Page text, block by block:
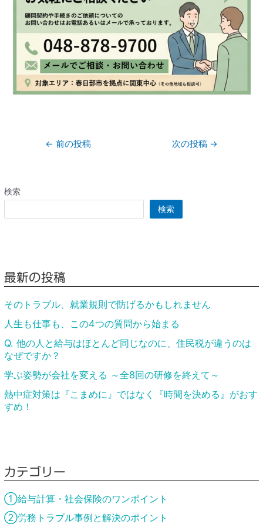
← 前の投稿 次の投稿 →
検索
検索
最新の投稿
そのトラブル、就業規則で防げるかもしれません
人生も仕事も、この4つの質問から始まる
Q. 他の人と給与はほとんど同じなのに、住民税が違うのは
なぜですか？
学ぶ姿勢が会社を変える ～全8回の研修を終えて～
熱中症対策は『こまめに』ではなく『時間を決める』がおす
すめ！
カテゴリー
①給与計算・社会保険のワンポイント
②労務トラブル事例と解決のポイント